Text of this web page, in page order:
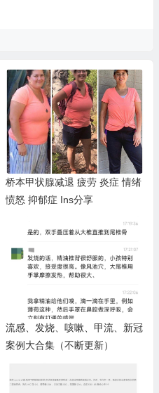
桥本甲状腺减退 疲劳 炎症 情绪
愤怒 抑郁症 Ins分享
流感、发烧、咳嗽、甲流、新冠
案例大合集（不断更新）